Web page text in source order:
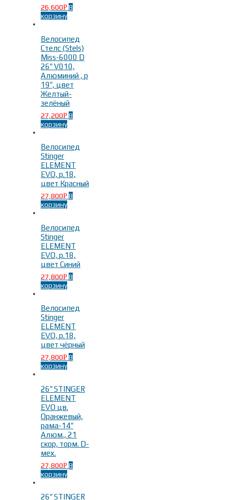
26,600Р В
корзину
Велосипед
Стелс (Stels)
Miss-6000 D
26″ V010,
Алюминий , р
19″, цвет
Желтый-
зелёный
27,200Р В
корзину
Велосипед
Stinger
ELEMENT
EVO, р.18,
цвет Красный
27,800Р В
корзину
Велосипед
Stinger
ELEMENT
EVO, р.18,
цвет Синий
27,800Р В
корзину
Велосипед
Stinger
ELEMENT
EVO, р.18,
цвет чёрный
27,800Р В
корзину
26″ STINGER
ELEMENT
EVO цв.
Оранжевый,
рама-14″
Алюм., 21
скор, торм. D-
мех.
27,800Р В
корзину
26″ STINGER